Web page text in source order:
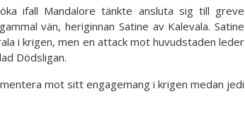
ifall Mandalore tänkte ansluta sig till greve
vän, heriginnan Satine av Kalevala. Satine
i krigen, men en attack mot huvudstaden leder
Dödsligan.
mot sitt engagemang i krigen medan jedi